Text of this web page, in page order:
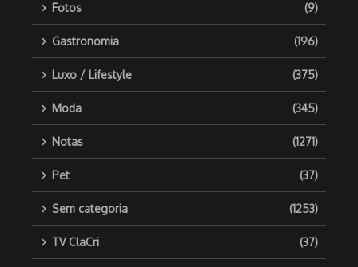
Fotos (9)
Gastronomia (196)
Luxo / Lifestyle (375)
Moda (345)
Notas (1271)
Pet (37)
Sem categoria (1253)
TV ClaCri (37)